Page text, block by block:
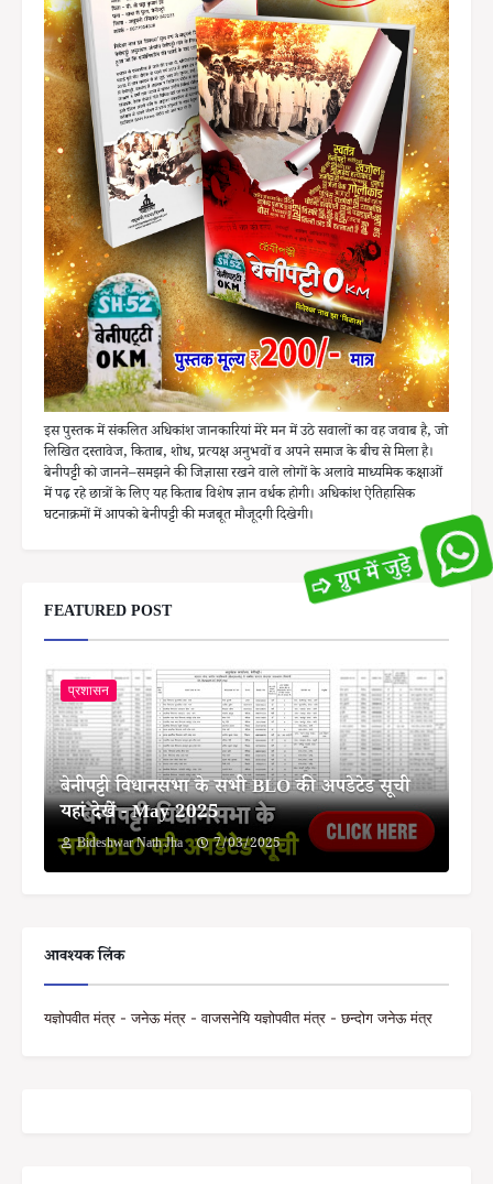
इस पुस्तक में संकलित अधिकांश जानकारियां मेरे मन में उठे सवालों का वह जवाब है, जो
लिखित दस्तावेज, किताब, शोध, प्रत्यक्ष अनुभवों व अपने समाज के बीच से मिला है।
बेनीपट्टी को जानने–समझने की जिज्ञासा रखने वाले लोगों के अलावे माध्यमिक कक्षाओं
में पढ़ रहे छात्रों के लिए यह किताब विशेष ज्ञान वर्धक होगी। अधिकांश ऐतिहासिक
घटनाक्रमों में आपको बेनीपट्टी की मजबूत मौजूदगी दिखेगी।
FEATURED POST
प्रशासन
बेनीपट्टी विधानसभा के सभी BLO की अपडेटेड सूची
यहां देखें - May 2025
Bideshwar Nath Jha 7/03/2025
आवश्यक लिंक
यज्ञोपवीत मंत्र - जनेऊ मंत्र - वाजसनेयि यज्ञोपवीत मंत्र - छन्दोग जनेऊ मंत्र